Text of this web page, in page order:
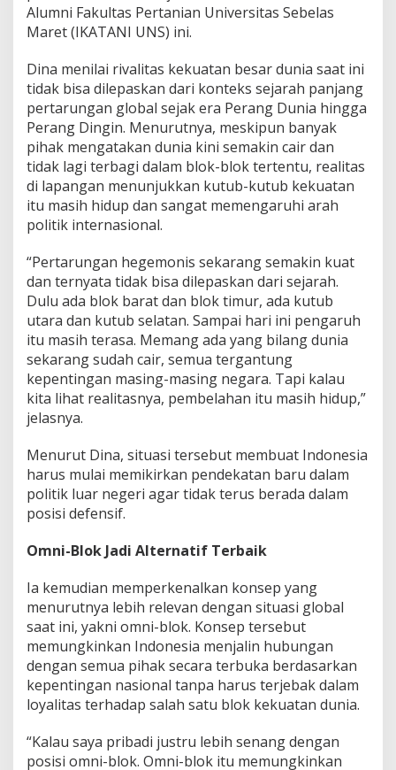
Alumni Fakultas Pertanian Universitas Sebelas
Maret (IKATANI UNS) ini.
Dina menilai rivalitas kekuatan besar dunia saat ini
tidak bisa dilepaskan dari konteks sejarah panjang
pertarungan global sejak era Perang Dunia hingga
Perang Dingin. Menurutnya, meskipun banyak
pihak mengatakan dunia kini semakin cair dan
tidak lagi terbagi dalam blok-blok tertentu, realitas
di lapangan menunjukkan kutub-kutub kekuatan
itu masih hidup dan sangat memengaruhi arah
politik internasional.
“Pertarungan hegemonis sekarang semakin kuat
dan ternyata tidak bisa dilepaskan dari sejarah.
Dulu ada blok barat dan blok timur, ada kutub
utara dan kutub selatan. Sampai hari ini pengaruh
itu masih terasa. Memang ada yang bilang dunia
sekarang sudah cair, semua tergantung
kepentingan masing-masing negara. Tapi kalau
kita lihat realitasnya, pembelahan itu masih hidup,”
jelasnya.
Menurut Dina, situasi tersebut membuat Indonesia
harus mulai memikirkan pendekatan baru dalam
politik luar negeri agar tidak terus berada dalam
posisi defensif.
Omni-Blok Jadi Alternatif Terbaik
Ia kemudian memperkenalkan konsep yang
menurutnya lebih relevan dengan situasi global
saat ini, yakni omni-blok. Konsep tersebut
memungkinkan Indonesia menjalin hubungan
dengan semua pihak secara terbuka berdasarkan
kepentingan nasional tanpa harus terjebak dalam
loyalitas terhadap salah satu blok kekuatan dunia.
“Kalau saya pribadi justru lebih senang dengan
posisi omni-blok. Omni-blok itu memungkinkan